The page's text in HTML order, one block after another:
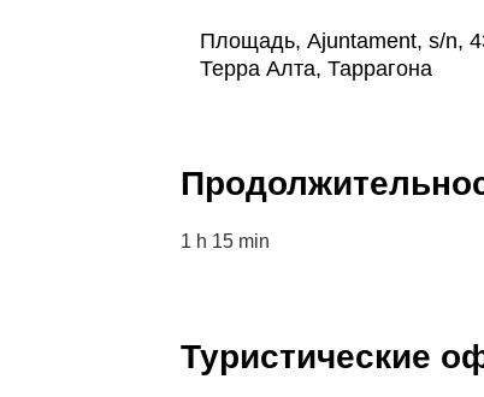
Площадь, Ajuntament, s/n,
Терра Алта, Таррагона
1 h 15 min
Туристические